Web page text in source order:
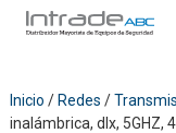
Inicio / Redes /
inalámbrica, dlx, 5GHZ,